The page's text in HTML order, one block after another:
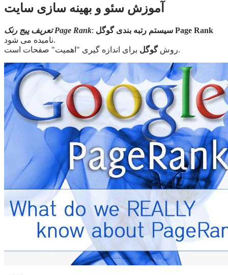
آموزش سئو و بهینه سازی سایت
تعریف پیج رنک Page Rank:
سیستم رتبه بندی گوگل Page Rank
نامیده می شود.
روشگوگل برای اندازه گیری "اهمیت" صفحات است.